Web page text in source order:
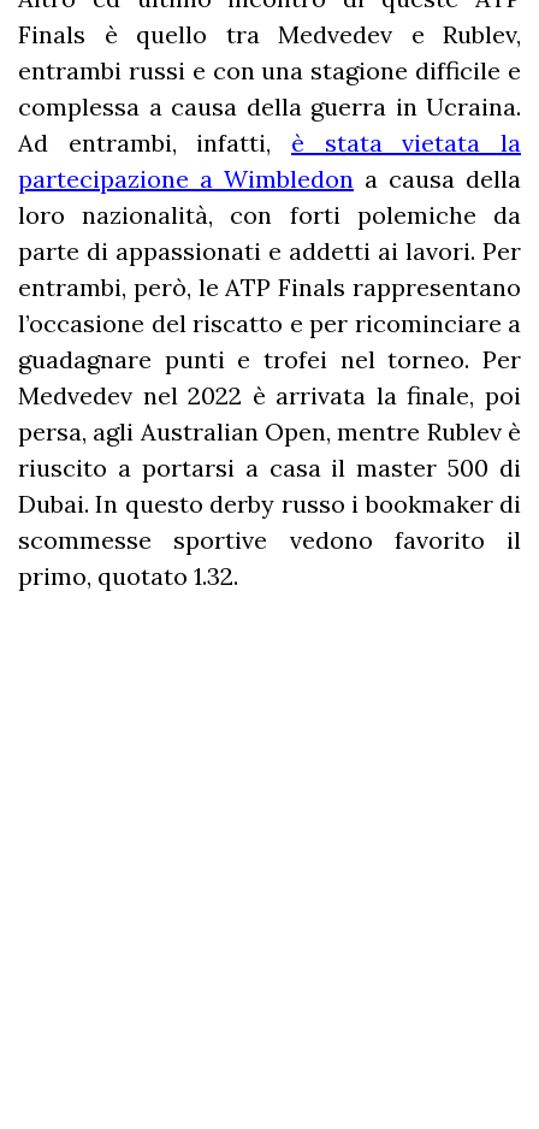
Finals è quello tra Medvedev e Rublev,
entrambi russi e con una stagione difficile e
complessa a causa della guerra in Ucraina.
Ad entrambi, infatti, è stata vietata la
partecipazione a Wimbledon a causa della
loro nazionalità, con forti polemiche da
parte di appassionati e addetti ai lavori. Per
entrambi, però, le ATP Finals rappresentano
l’occasione del riscatto e per ricominciare a
guadagnare punti e trofei nel torneo. Per
Medvedev nel 2022 è arrivata la finale, poi
persa, agli Australian Open, mentre Rublev è
riuscito a portarsi a casa il master 500 di
Dubai. In questo derby russo i bookmaker di
scommesse sportive vedono favorito il
primo, quotato 1.32.